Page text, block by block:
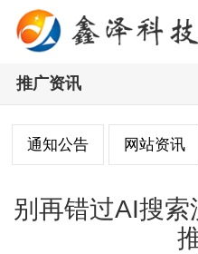
推广资讯
通知公告 网站资讯
别再错过AI搜